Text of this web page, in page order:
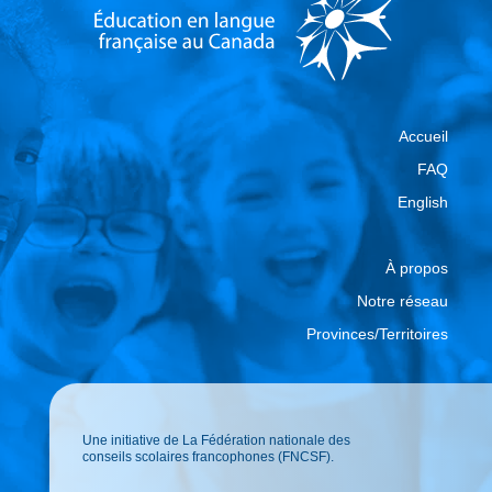
Accueil
FAQ
English
À propos
Notre réseau
Provinces/Territoires
Une initiative de La Fédération nationale des
conseils scolaires francophones (FNCSF).